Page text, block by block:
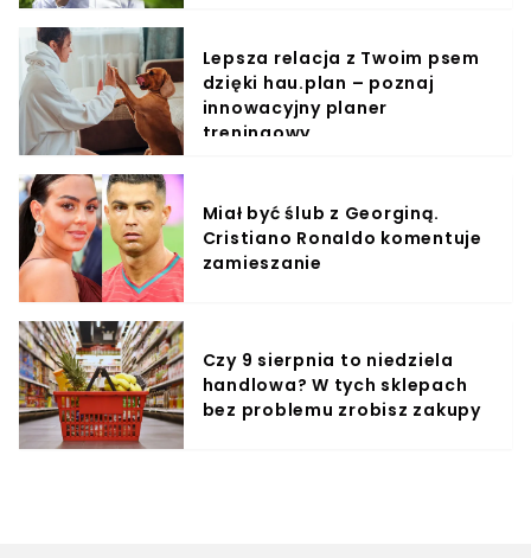
Lepsza relacja z Twoim psem
dzięki hau.plan – poznaj
innowacyjny planer
treningowy
Miał być ślub z Georginą.
Cristiano Ronaldo komentuje
zamieszanie
Czy 9 sierpnia to niedziela
handlowa? W tych sklepach
bez problemu zrobisz zakupy